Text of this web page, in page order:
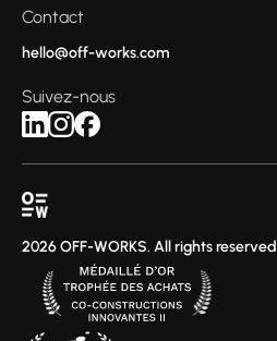
Contact
hello@off-works.com
Suivez-nous
2026 OFF-WORKS. All rights reserved